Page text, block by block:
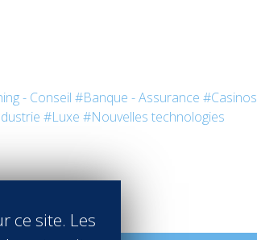
- Conseil #Banque - Assurance #Casinos
#Luxe #Nouvelles technologies
ce site. Les